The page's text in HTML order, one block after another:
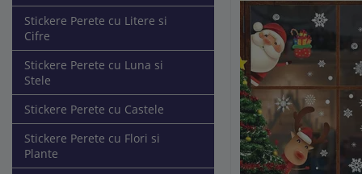
Stickere Perete cu Litere si
Cifre
Stickere Perete cu Luna si
Stele
Stickere Perete cu Castele
Stickere Perete cu Flori si
Plante